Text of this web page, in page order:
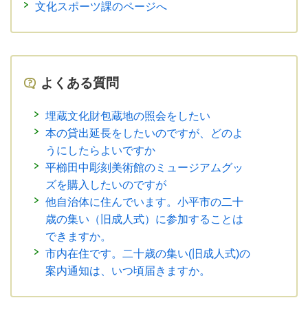
文化スポーツ課のページへ
よくある質問
埋蔵文化財包蔵地の照会をしたい
本の貸出延長をしたいのですが、どのよ
うにしたらよいですか
平櫛田中彫刻美術館のミュージアムグッ
ズを購入したいのですが
他自治体に住んでいます。小平市の二十
歳の集い（旧成人式）に参加することは
できますか。
市内在住です。二十歳の集い(旧成人式)の
案内通知は、いつ頃届きますか。